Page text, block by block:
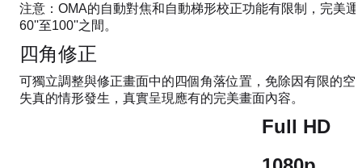
注意：OMA的自動對焦和自動梯形校正功能有限制，完美
60''至100''之間。
四角修正
可獨立調整與修正畫面中的四個角落位置，免除因有限的空
失真的情形發生，真實呈現應有的完美畫面內容。
Full HD